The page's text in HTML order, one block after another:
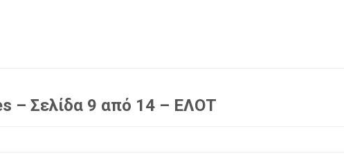
– Σελίδα 9 από 14 – ΕΛΟΤ